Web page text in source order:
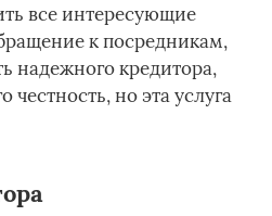
все интересующие
к посредникам,
надежного кредитора,
честность, но эта услуга